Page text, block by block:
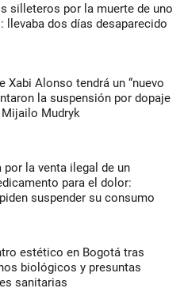
silleteros por la muerte de uno
llevaba dos días desaparecido
Xabi Alonso tendrá un “nuevo
la suspensión por dopaje
Mudryk
por la venta ilegal de un
para el dolor:
suspender su consumo
estético en Bogotá tras
biológicos y presuntas
sanitarias